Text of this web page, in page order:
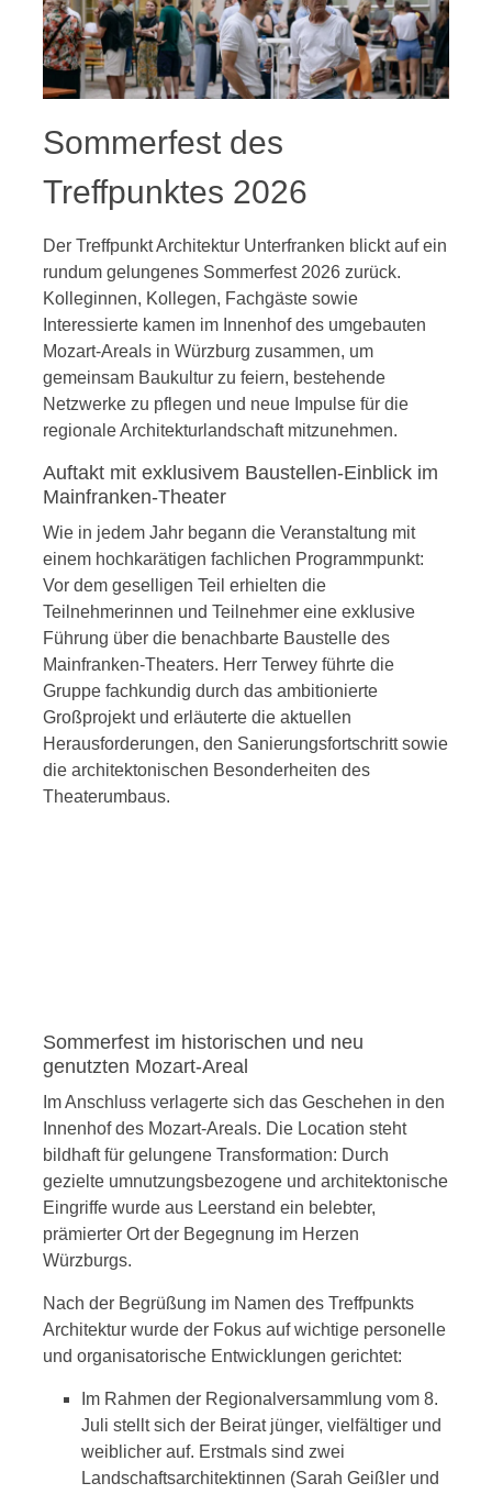
Sommerfest des
Treffpunktes 2026
Der Treffpunkt Architektur Unterfranken blickt auf ein
rundum gelungenes Sommerfest 2026 zurück.
Kolleginnen, Kollegen, Fachgäste sowie
Interessierte kamen im Innenhof des umgebauten
Mozart-Areals in Würzburg zusammen, um
gemeinsam Baukultur zu feiern, bestehende
Netzwerke zu pflegen und neue Impulse für die
regionale Architekturlandschaft mitzunehmen.
Auftakt mit exklusivem Baustellen-Einblick im
Mainfranken-Theater
Wie in jedem Jahr begann die Veranstaltung mit
einem hochkarätigen fachlichen Programmpunkt:
Vor dem geselligen Teil erhielten die
Teilnehmerinnen und Teilnehmer eine exklusive
Führung über die benachbarte Baustelle des
Mainfranken-Theaters. Herr Terwey führte die
Gruppe fachkundig durch das ambitionierte
Großprojekt und erläuterte die aktuellen
Herausforderungen, den Sanierungsfortschritt sowie
die architektonischen Besonderheiten des
Theaterumbaus.
Sommerfest im historischen und neu
genutzten Mozart-Areal
Im Anschluss verlagerte sich das Geschehen in den
Innenhof des Mozart-Areals. Die Location steht
bildhaft für gelungene Transformation: Durch
gezielte umnutzungsbezogene und architektonische
Eingriffe wurde aus Leerstand ein belebter,
prämierter Ort der Begegnung im Herzen
Würzburgs.
Nach der Begrüßung im Namen des Treffpunkts
Architektur wurde der Fokus auf wichtige personelle
und organisatorische Entwicklungen gerichtet:
Im Rahmen der Regionalversammlung vom 8.
Juli stellt sich der Beirat jünger, vielfältiger und
weiblicher auf. Erstmals sind zwei
Landschaftsarchitektinnen (Sarah Geißler und